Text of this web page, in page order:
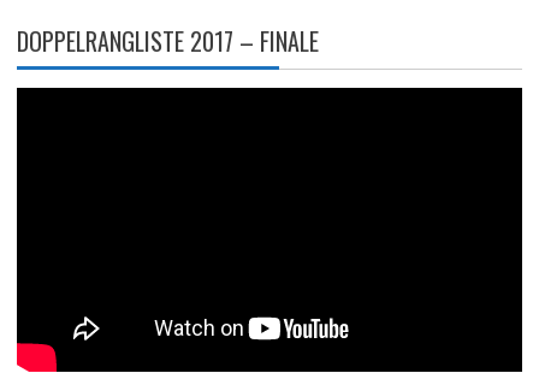
DOPPELRANGLISTE 2017 – FINALE